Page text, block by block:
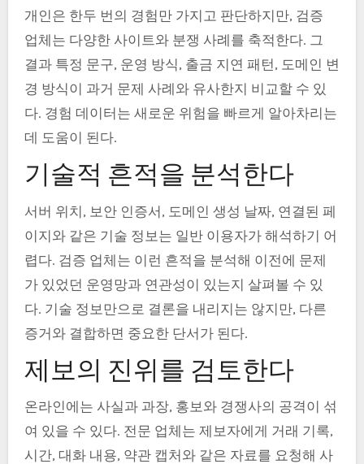
개인은 한두 번의 경험만 가지고 판단하지만, 검증
업체는 다양한 사이트와 분쟁 사례를 축적한다. 그
결과 특정 문구, 운영 방식, 출금 지연 패턴, 도메인 변
경 방식이 과거 문제 사례와 유사한지 비교할 수 있
다. 경험 데이터는 새로운 위험을 빠르게 알아차리는
데 도움이 된다.
기술적 흔적을 분석한다
서버 위치, 보안 인증서, 도메인 생성 날짜, 연결된 페
이지와 같은 기술 정보는 일반 이용자가 해석하기 어
렵다. 검증 업체는 이런 흔적을 분석해 이전에 문제
가 있었던 운영망과 연관성이 있는지 살펴볼 수 있
다. 기술 정보만으로 결론을 내리지는 않지만, 다른
증거와 결합하면 중요한 단서가 된다.
제보의 진위를 검토한다
온라인에는 사실과 과장, 홍보와 경쟁사의 공격이 섞
여 있을 수 있다. 전문 업체는 제보자에게 거래 기록,
시간, 대화 내용, 약관 캡처와 같은 자료를 요청해 사